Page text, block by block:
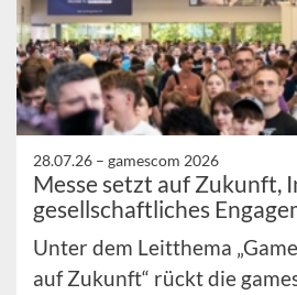
28.07.26 – gamescom 2026
Messe setzt auf Zukunft,
gesellschaftliches
Unter dem Leitthema
auf Zukunft“ rückt die